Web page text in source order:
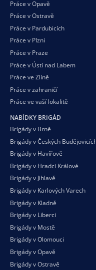
Práce v Opavě
Práce v Ostravě
Práce v Pardubicích
Práce v Plzni
Práce v Praze
Práce v Ústí nad Labem
Práce ve Zlíně
Práce v zahraničí
Práce ve vaší lokalitě
NABÍDKY BRIGÁD
Brigády v Brně
Brigády v Českých
Brigády v Havířově
Brigády v Hradci Králové
Brigády v Jihlavě
Brigády v Karlových Varech
Brigády v Kladně
Brigády v Liberci
Brigády v Mostě
Brigády v Olomouci
Brigády v Opavě
Brigády v Ostravě